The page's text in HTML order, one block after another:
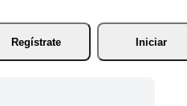
Regístrate
Iniciar